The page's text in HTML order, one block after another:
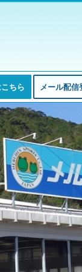
ちら メール配信